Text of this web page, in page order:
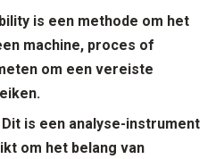
is een methode om het
machine, proces of
om een vereiste
Dit is een analyse-instrument
om het belang van